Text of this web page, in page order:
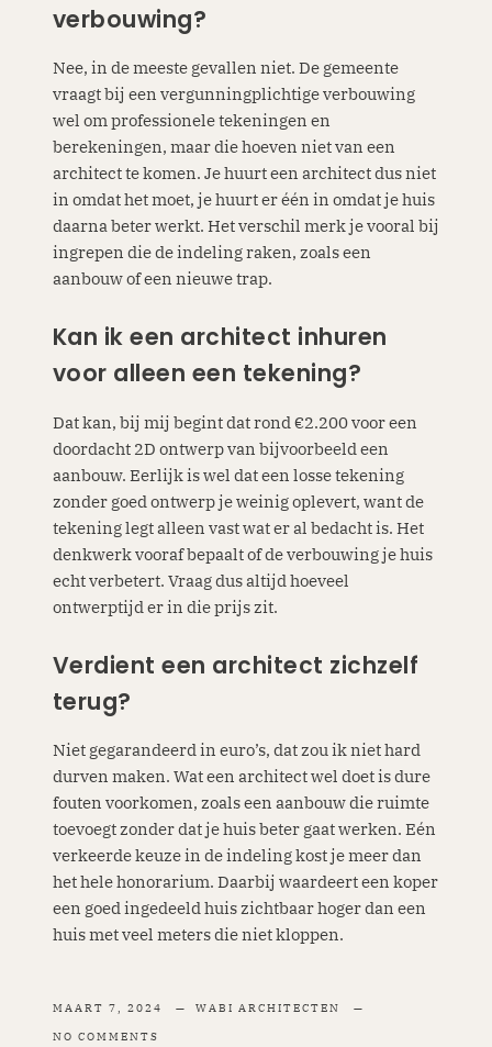
verbouwing?
Nee, in de meeste gevallen niet. De gemeente
vraagt bij een vergunningplichtige verbouwing
wel om professionele tekeningen en
berekeningen, maar die hoeven niet van een
architect te komen. Je huurt een architect dus niet
in omdat het moet, je huurt er één in omdat je huis
daarna beter werkt. Het verschil merk je vooral bij
ingrepen die de indeling raken, zoals een
aanbouw of een nieuwe trap.
Kan ik een architect inhuren
voor alleen een tekening?
Dat kan, bij mij begint dat rond €2.200 voor een
doordacht 2D ontwerp van bijvoorbeeld een
aanbouw. Eerlijk is wel dat een losse tekening
zonder goed ontwerp je weinig oplevert, want de
tekening legt alleen vast wat er al bedacht is. Het
denkwerk vooraf bepaalt of de verbouwing je huis
echt verbetert. Vraag dus altijd hoeveel
ontwerptijd er in die prijs zit.
Verdient een architect zichzelf
terug?
Niet gegarandeerd in euro’s, dat zou ik niet hard
durven maken. Wat een architect wel doet is dure
fouten voorkomen, zoals een aanbouw die ruimte
toevoegt zonder dat je huis beter gaat werken. Eén
verkeerde keuze in de indeling kost je meer dan
het hele honorarium. Daarbij waardeert een koper
een goed ingedeeld huis zichtbaar hoger dan een
huis met veel meters die niet kloppen.
MAART 7, 2024
WABI ARCHITECTEN
NO COMMENTS